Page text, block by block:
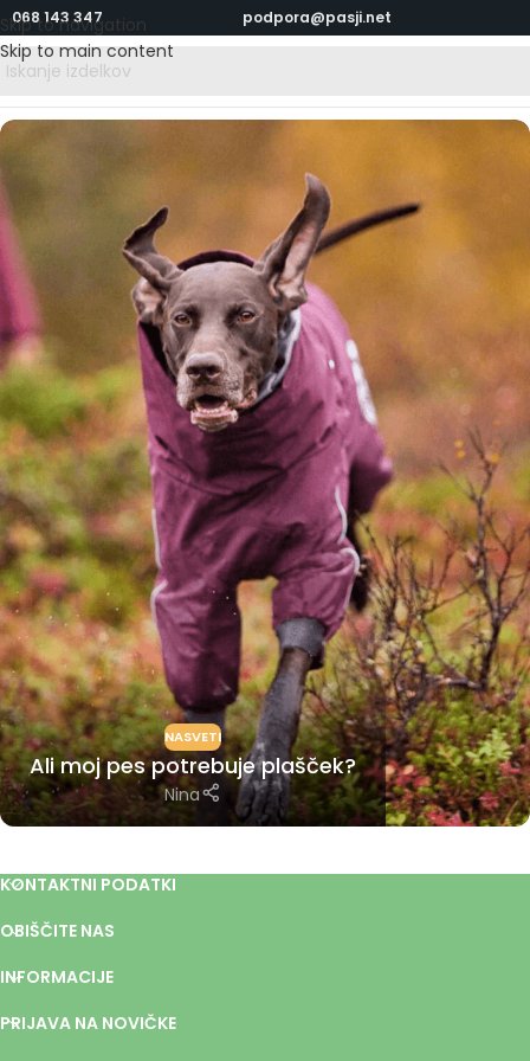
Skip to navigation
Skip to main content
068 143 347 podpora@pasji.net
NASVETI
Ali moj pes potrebuje plašček?
Nina
KONTAKTNI PODATKI
OBIŠČITE NAS
INFORMACIJE
PRIJAVA NA NOVIČKE